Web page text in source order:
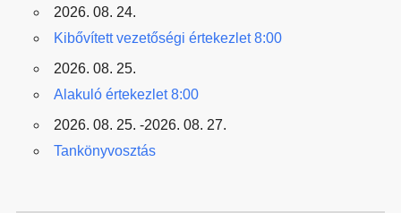
2026. 08. 24.
Kibővített vezetőségi értekezlet 8:00
2026. 08. 25.
Alakuló értekezlet 8:00
2026. 08. 25. -2026. 08. 27.
Tankönyvosztás